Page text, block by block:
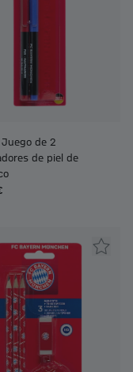
Juego de 2
de piel de